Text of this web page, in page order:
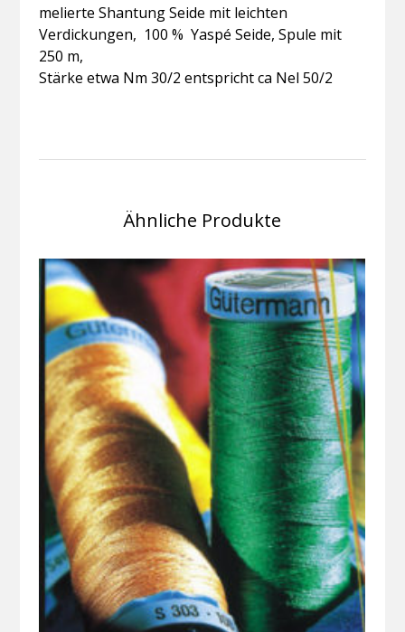
melierte Shantung Seide mit leichten
Verdickungen, 100 % Yaspé Seide, Spule mit
250 m,
Stärke etwa Nm 30/2 entspricht ca Nel 50/2
Ähnliche Produkte